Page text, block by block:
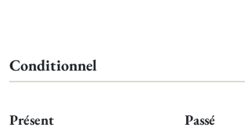
Conditionnel
Présent Passé